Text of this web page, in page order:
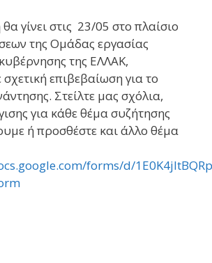
γίνει στις 23/05 στο πλαίσιο
της Ομάδας εργασίας
της ΕΛΛΑΚ,
επιβεβαίωση για το
Στείλτε μας σχόλια,
για κάθε θέμα συζήτησης
ή προσθέστε και άλλο θέμα
forms/d/